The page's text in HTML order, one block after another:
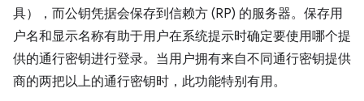
具），而公钥凭据会保存到信赖方 (RP) 的服务器。保存用
户名和显示名称有助于用户在系统提示时确定要使用哪个提
供的通行密钥进行登录。当用户拥有来自不同通行密钥提供
商的两把以上的通行密钥时，此功能特别有用。